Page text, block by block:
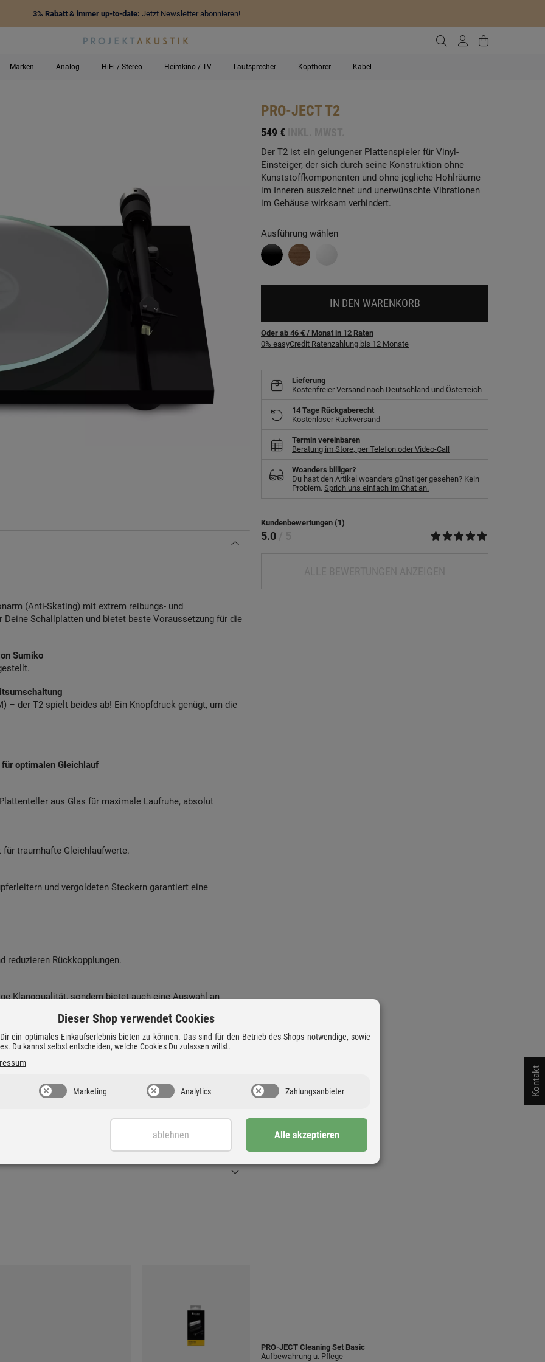
3% Rabatt & immer up-to-date: Jetzt Newsletter abonnieren!
Zur Suche gehen
ZumZum
Marken Analog HiFi / Stereo Heimkino / TV Lautsprecher Kopfhörer Kabel
(Anti-Skating) mit extrem reibungs- und
Schallplatten und bietet beste Voraussetzung für die
Sumiko
– der T2 spielt beides ab! Ein Knopfdruck genügt, um die
optimalen Gleichlauf
aus Glas für maximale Laufruhe, absolut
traumhafte Gleichlaufwerte.
und vergoldeten Steckern garantiert eine
reduzieren Rückkopplungen.
Klangqualität, sondern bietet auch eine Auswahl an
Weiß und Walnuss.
auf moderne Technik. Mit Leidenschaft für
ihre herausragende Klangqualität und Langlebigkeit
PRO-JECTT2
549 €
Der T2 ist ein gelungener Plattenspieler für Vinyl-
Einsteiger, der sich durch seine Konstruktion ohne
Kunststoffkomponenten und ohne jegliche Hohlräume
im Inneren auszeichnet und unerwünschte Vibrationen
im Gehäuse wirksam verhindert.
Ausführung wählen
IN DEN WARENKORB
Oder ab 46 € / Monat in 12 Raten
0% easyCredit Ratenzahlung bis 12 Monate
Lieferung
Kostenfreier Versand nach Deutschland und Österreich
14 Tage Rückgaberecht
Kostenloser Rückversand
Termin vereinbaren
Beratung im Store, per Telefon oder Video-Call
Woanders billiger?
Du hast den Artikel woanders günstiger gesehen? Kein
Problem. Sprich uns einfach im Chat an.
Kundenbewertungen (1)
5.0
PRO-JECT Cleaning Set Basic
Aufbewahrung u. Pflege
Kontakt
Dieser Shop verwendet Cookies
ein optimales Einkaufserlebnis bieten zu können. Das sind für den Betrieb des Shops notwendige, sowie
Du kannst selbst entscheiden, welche Cookies Du zulassen willst.
Marketing Analytics Zahlungsanbieter
ablehnen Alle akzeptieren